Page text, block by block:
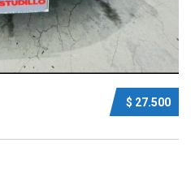
$ 27.500